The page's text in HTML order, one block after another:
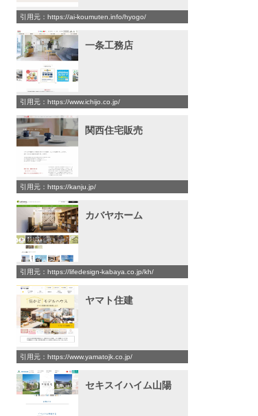
引用元：https://ai-koumuten.info/hyogo/
一条工務店
引用元：https://www.ichijo.co.jp/
関西住宅販売
引用元：https://kanju.jp/
カバヤホーム
引用元：https://lifedesign-kabaya.co.jp/kh/
ヤマト住建
引用元：https://www.yamatojk.co.jp/
セキスイハイム山陽